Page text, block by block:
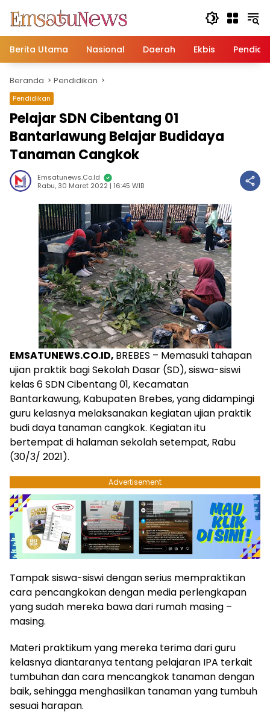
konten
Berita Utama
Nasional Daerah Ekbis
Beranda Pendidikan
Pendidikan
Pelajar SDN Cibentang 01
Bantarlawung Belajar Budidaya
Tanaman Cangkok
Emsatunews.co.id
Rabu, 30 Maret 2022 | 16:45 WIB
EMSATUNEWS.CO.ID, BREBES – Memasuki tahapan
ujian praktik bagi Sekolah Dasar (SD), siswa-siswi
kelas 6 SDN Cibentang 01, Kecamatan
Bantarkawung, Kabupaten Brebes, yang didampingi
guru kelasnya melaksanakan kegiatan ujian praktik
budi daya tanaman cangkok. Kegiatan itu
bertempat di halaman sekolah setempat, Rabu
(30/3/ 2021).
Advertisement
Tampak siswa-siswi dengan serius mempraktikan
cara pencangkokan dengan media perlengkapan
yang sudah mereka bawa dari rumah masing –
masing.
Materi praktikum yang mereka terima dari guru
kelasnya diantaranya tentang pelajaran IPA terkait
tumbuhan dan cara mencangkok tanaman dengan
baik, sehingga menghasilkan tanaman yang tumbuh
sesuai harapan.